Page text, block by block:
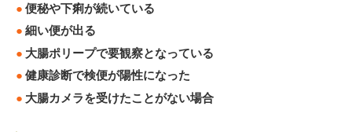
便秘や下痢が続いている
細い便が出る
大腸ポリープで要観察となっている
健康診断で検便が陽性になった
大腸カメラを受けたことがない場合